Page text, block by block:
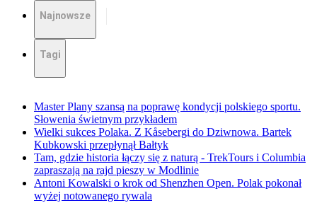
Najnowsze
Tagi
Master Plany szansą na poprawę kondycji polskiego sportu.
Słowenia świetnym przykładem
Wielki sukces Polaka. Z Kåsebergi do Dziwnowa. Bartek
Kubkowski przepłynął Bałtyk
Tam, gdzie historia łączy się z naturą - TrekTours i Columbia
zapraszają na rajd pieszy w Modlinie
Antoni Kowalski o krok od Shenzhen Open. Polak pokonał
wyżej notowanego rywala